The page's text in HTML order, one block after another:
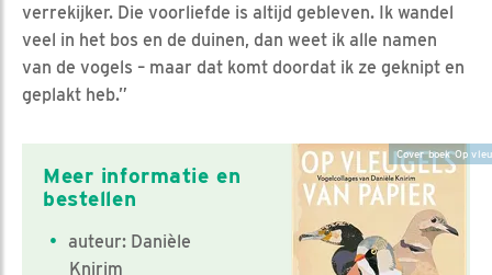
verrekijker. Die voorliefde is altijd gebleven. Ik wandel
veel in het bos en de duinen, dan weet ik alle namen
van de vogels – maar dat komt doordat ik ze geknipt en
geplakt heb.”
Cover boek Op
Meer informatie en
bestellen
auteur: Danièle
Knirim